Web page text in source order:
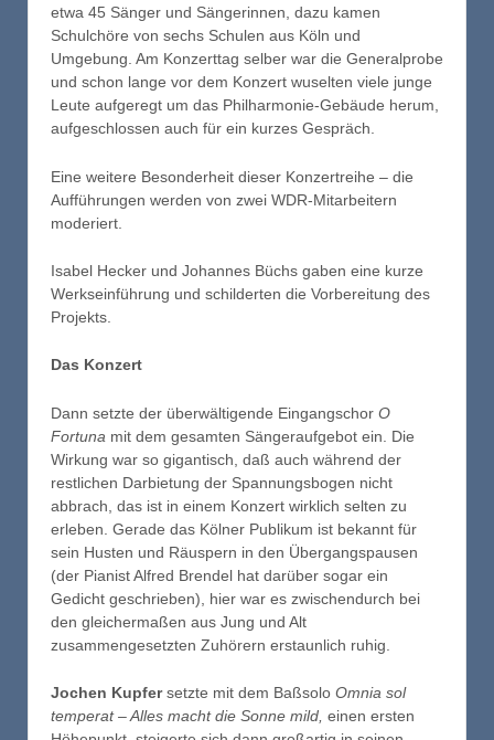
etwa 45 Sänger und Sängerinnen, dazu kamen
Schulchöre von sechs Schulen aus Köln und
Umgebung. Am Konzerttag selber war die Generalprobe
und schon lange vor dem Konzert wuselten viele junge
Leute aufgeregt um das Philharmonie-Gebäude herum,
aufgeschlossen auch für ein kurzes Gespräch.
Eine weitere Besonderheit dieser Konzertreihe – die
Aufführungen werden von zwei WDR-Mitarbeitern
moderiert.
Isabel Hecker und Johannes Büchs gaben eine kurze
Werkseinführung und schilderten die Vorbereitung des
Projekts.
Das Konzert
Dann setzte der überwältigende Eingangschor O
Fortuna mit dem gesamten Sängeraufgebot ein. Die
Wirkung war so gigantisch, daß auch während der
restlichen Darbietung der Spannungsbogen nicht
abbrach, das ist in einem Konzert wirklich selten zu
erleben. Gerade das Kölner Publikum ist bekannt für
sein Husten und Räuspern in den Übergangspausen
(der Pianist Alfred Brendel hat darüber sogar ein
Gedicht geschrieben), hier war es zwischendurch bei
den gleichermaßen aus Jung und Alt
zusammengesetzten Zuhörern erstaunlich ruhig.
Jochen Kupfersetzte mit dem Baßsolo Omnia sol
temperat – Alles macht die Sonne mild, einen ersten